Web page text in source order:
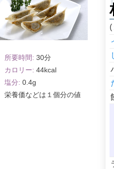
30
44
0.4
１個分
(